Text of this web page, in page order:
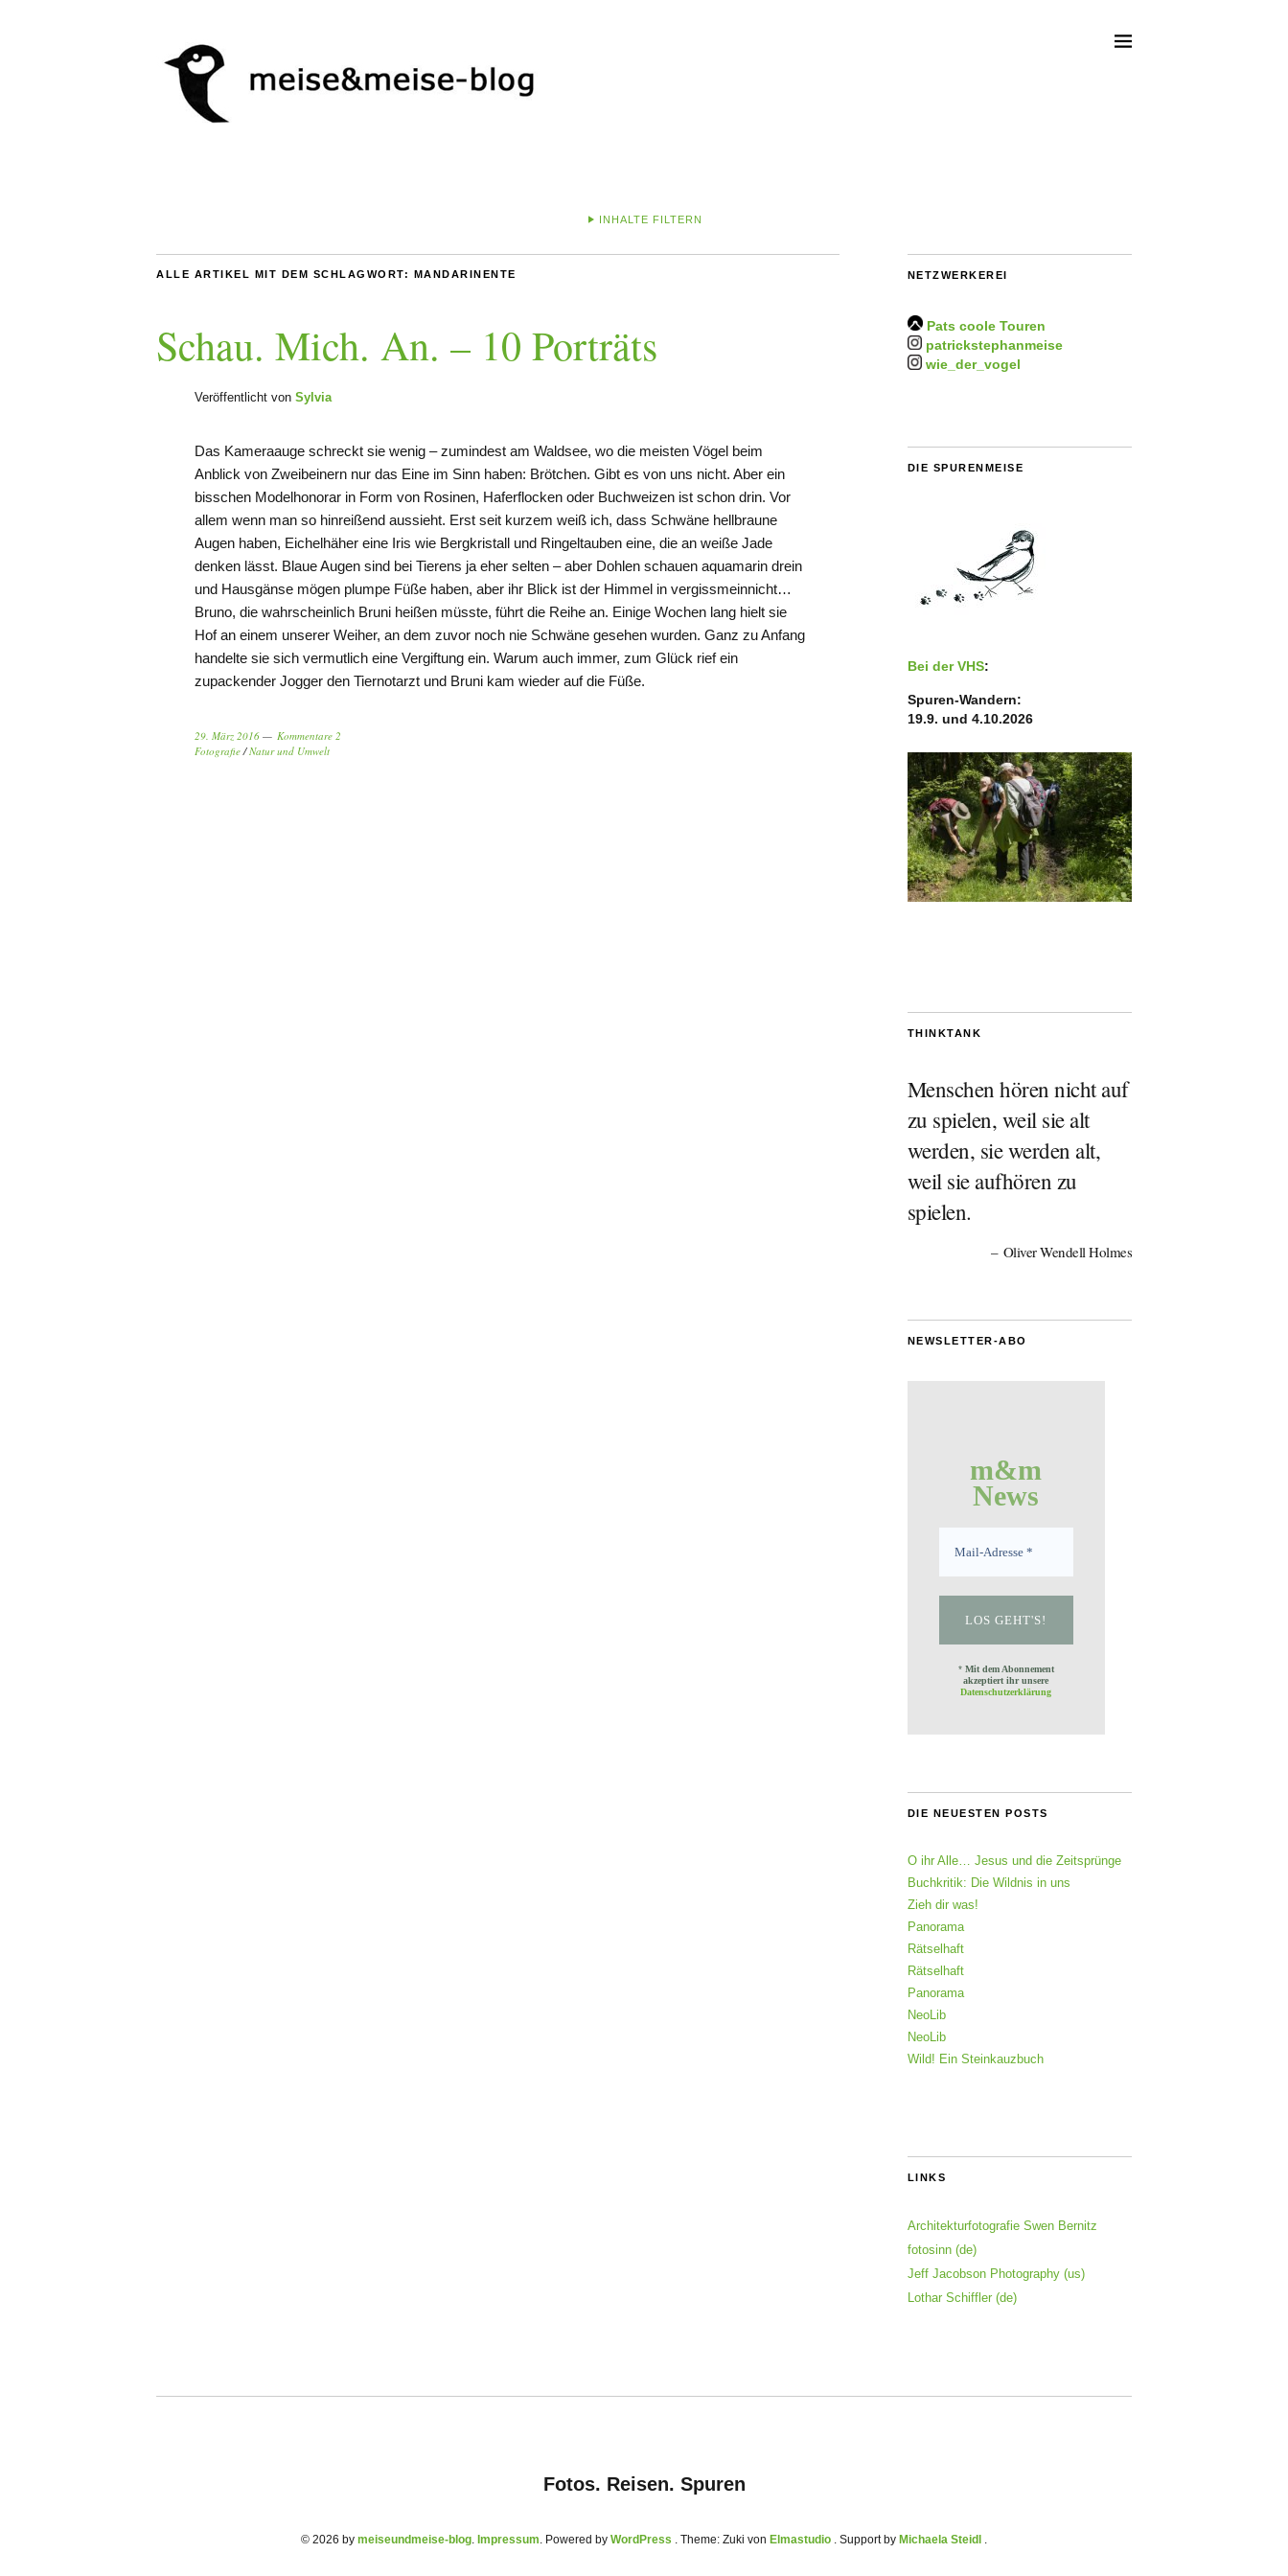
INHALTE FILTERN
ALLE ARTIKEL MIT DEM SCHLAGWORT: MANDARINENTE
Schau. Mich. An. – 10 Porträts
Veröffentlicht von Sylvia
Das Kameraauge schreckt sie wenig – zumindest am Waldsee, wo die meisten Vögel beim
Anblick von Zweibeinern nur das Eine im Sinn haben: Brötchen. Gibt es von uns nicht. Aber ein
bisschen Modelhonorar in Form von Rosinen, Haferflocken oder Buchweizen ist schon drin. Vor
allem wenn man so hinreißend aussieht. Erst seit kurzem weiß ich, dass Schwäne hellbraune
Augen haben, Eichelhäher eine Iris wie Bergkristall und Ringeltauben eine, die an weiße Jade
denken lässt. Blaue Augen sind bei Tierens ja eher selten – aber Dohlen schauen aquamarin drein
und Hausgänse mögen plumpe Füße haben, aber ihr Blick ist der Himmel in vergissmeinnicht…
Bruno, die wahrscheinlich Bruni heißen müsste, führt die Reihe an. Einige Wochen lang hielt sie
Hof an einem unserer Weiher, an dem zuvor noch nie Schwäne gesehen wurden. Ganz zu Anfang
handelte sie sich vermutlich eine Vergiftung ein. Warum auch immer, zum Glück rief ein
zupackender Jogger den Tiernotarzt und Bruni kam wieder auf die Füße.
29. März 2016
Kommentare 2
Fotografie/Natur und Umwelt
NETZWERKEREI
Pats coole Touren
patrickstephanmeise
wie_der_vogel
DIE SPURENMEISE
Bei der VHS:
Spuren-Wandern:
19.9. und 4.10.2026
THINKTANK
Menschen hören nicht auf
zu spielen, weil sie alt
werden, sie werden alt,
weil sie aufhören zu
spielen.
Oliver Wendell Holmes
NEWSLETTER-ABO
m&m
News
* Mit dem Abonnement
akzeptiert ihr unsere
Datenschutzerklärung
DIE NEUESTEN POSTS
O ihr Alle… Jesus und die Zeitsprünge
Buchkritik: Die Wildnis in uns
Zieh dir was!
Panorama
Rätselhaft
Rätselhaft
Panorama
NeoLib
NeoLib
Wild! Ein Steinkauzbuch
LINKS
Architekturfotografie Swen Bernitz
fotosinn (de)
Jeff Jacobson Photography (us)
Lothar Schiffler (de)
Fotos. Reisen. Spuren
© 2026 by meiseundmeise-blog Impressum Powered by WordPress Theme: Zuki von Elmastudio . Support by Michaela Steidl